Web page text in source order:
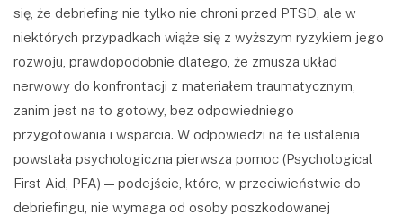
się, że debriefing nie tylko nie chroni przed PTSD, ale w
niektórych przypadkach wiąże się z wyższym ryzykiem jego
rozwoju, prawdopodobnie dlatego, że zmusza układ
nerwowy do konfrontacji z materiałem traumatycznym,
zanim jest na to gotowy, bez odpowiedniego
przygotowania i wsparcia. W odpowiedzi na te ustalenia
powstała psychologiczna pierwsza pomoc (Psychological
First Aid, PFA) — podejście, które, w przeciwieństwie do
debriefingu, nie wymaga od osoby poszkodowanej